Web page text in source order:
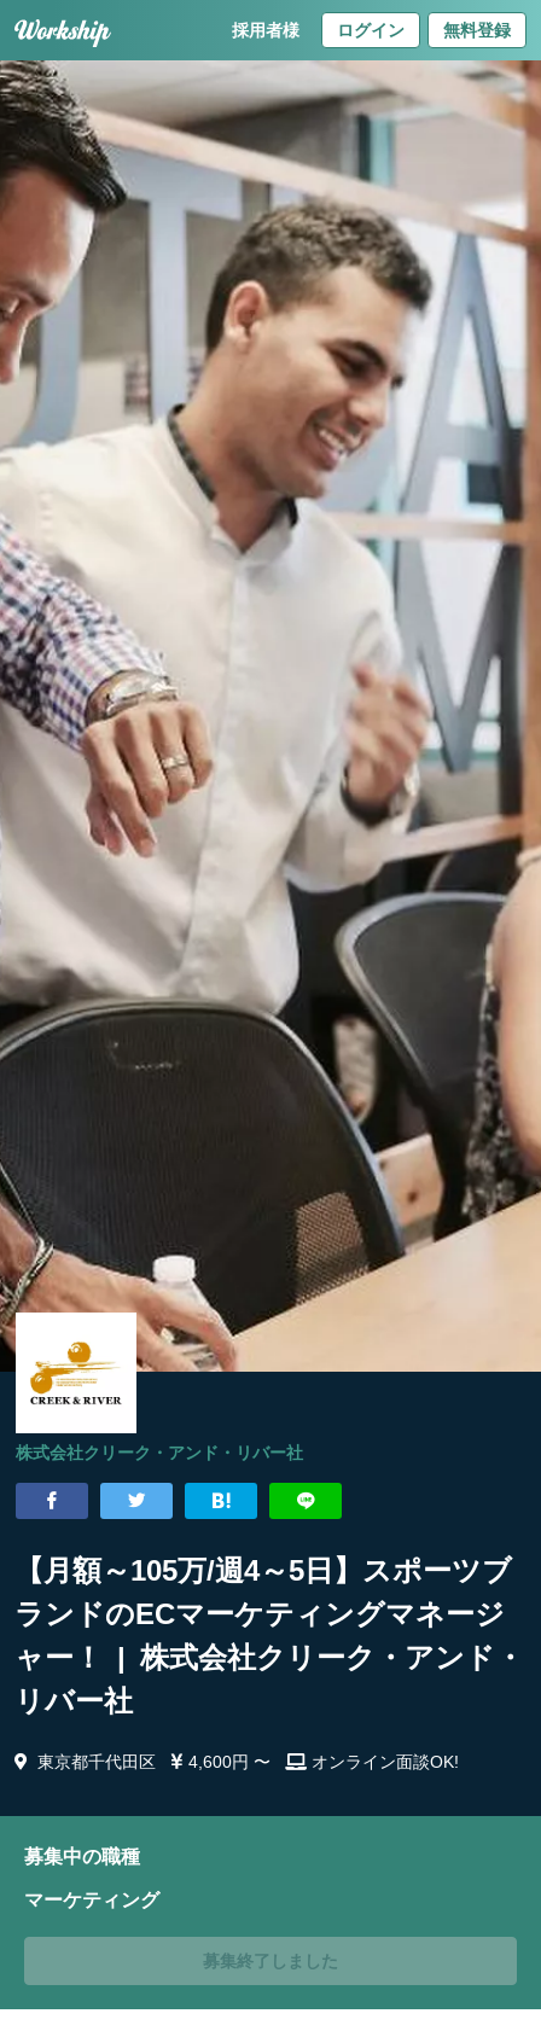
採用者様 ログイン 無料登録
株式会社クリーク・アンド・リバー社
【月額～105万/週4～5日】スポーツブ
ランドのECマーケティングマネージ
ャー！ | 株式会社クリーク・アンド・
リバー社
東京都千代田区 4,600円 〜 オンライン面談OK!
募集中の職種
マーケティング
募集終了しました